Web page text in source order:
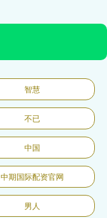
智慧
不已
中国
中期国际配资官网
男人